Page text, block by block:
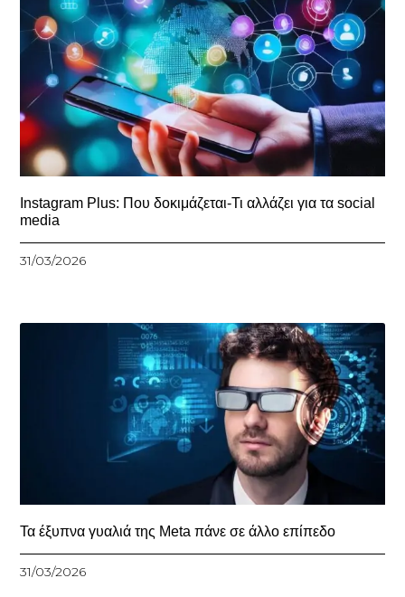
Instagram Plus: Που δοκιμάζεται-Τι αλλάζει για τα social
media
31/03/2026
Τα έξυπνα γυαλιά της Meta πάνε σε άλλο επίπεδο
31/03/2026